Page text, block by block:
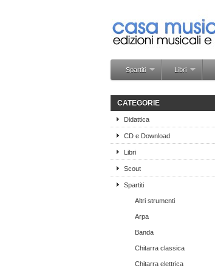
Spartiti Libri
CATEGORIE
Didattica
CD e Download
Libri
Scout
Spartiti
Altri strumenti
Arpa
Banda
Chitarra classica
Chitarra elettrica